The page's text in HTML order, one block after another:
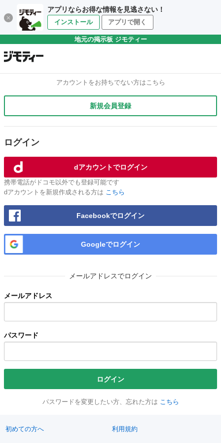
アプリならお得な情報を見逃さない！
インストール アプリで開く
地元の掲示板 ジモティー
アカウントをお持ちでない方はこちら
新規会員登録
ログイン
dアカウントでログイン
携帯電話がドコモ以外でも登録可能です
dアカウントを新規作成される方は こちら
Facebookでログイン
Googleでログイン
メールアドレスでログイン
メールアドレス
パスワード
ログイン
パスワードを変更したい方、忘れた方は こちら
初めての方へ 利用規約